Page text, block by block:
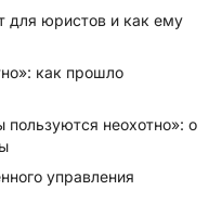
для юристов и как ему
как прошло
неохотно»: о
управления